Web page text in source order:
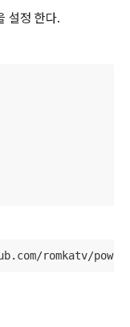
설정 한다.
romkatv/